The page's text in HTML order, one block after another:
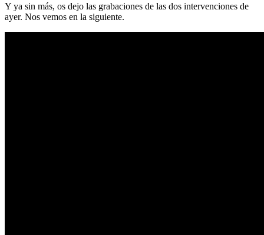
Y ya sin más, os dejo las grabaciones de las dos intervenciones de
ayer. Nos vemos en la siguiente.